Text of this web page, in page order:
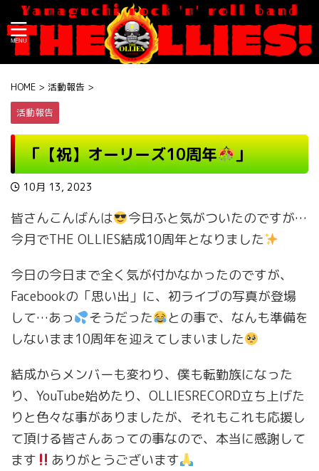
HOME > 活動報告 >
活動報告
「【祝】オーリーズ10周年 」
10月 13, 2023
皆さんこんばんは
今日ふと気がついたのですが…
今月でTHE OLLIES結成10周年となりました
今日の今日まで全く気が付かなかったのですが、
Facebookの「思い出」に、初ライブの写真が登場
して…あっ
そうだった
との事で、なんも準備を
しないまま10周年を迎えてしまいました
結成からメンバーも変わり、僕も転勤族になった
り、YouTube始めたり、OLLIESRECORD立ち上げた
りと色々な事がありましたが、それもこれも応援し
て頂ける皆さんあっての事なので、本当に感謝して
ます
ありがとうございます